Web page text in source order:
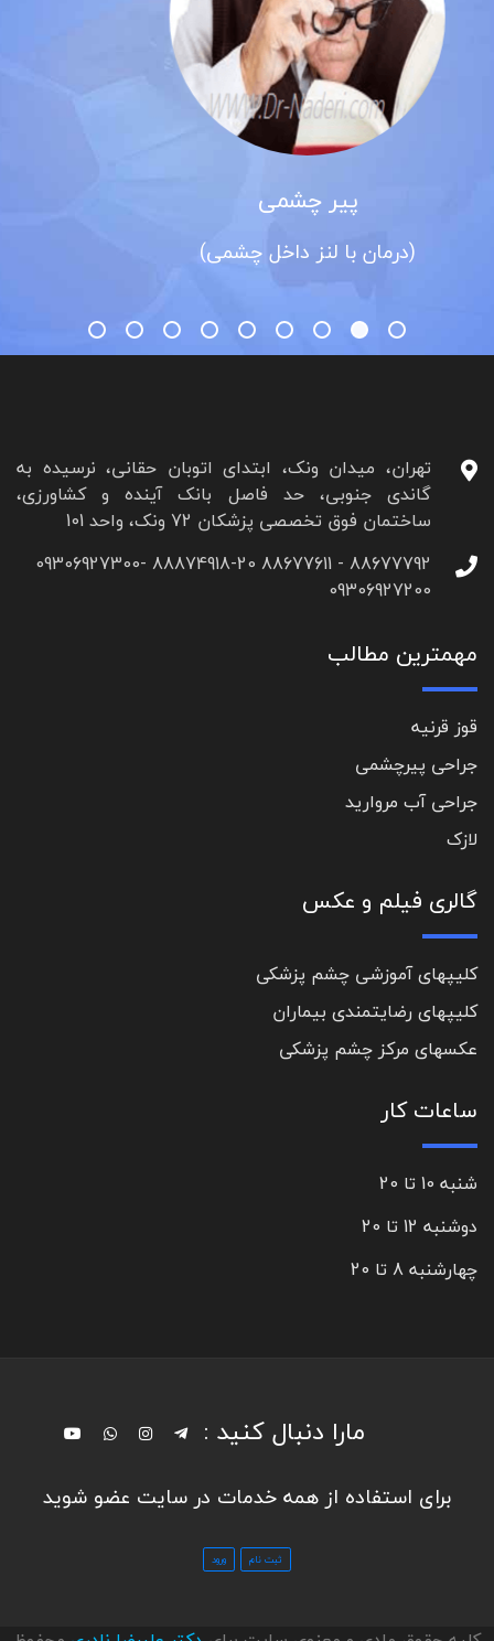
لنز داخل چشمی)
تهران، میدان ونک، ابتدای اتوبان حقانی، نرسیده به
گاندی جنوبی، حد فاصل بانک آینده و کشاورزی،
ساختمان فوق تخصصی پزشکان 72 ونک، واحد 101
88677792 - 88677611 88874918-20 09306927300-
09306927200
مهمترین مطالب
قوز قرنیه
جراحی پیرچشمی
جراحی آب مروارید
لازک
گالری فیلم و عکس
کلیپهای آموزشی چشم پزشکی
کلیپهای رضایتمندی بیماران
عکسهای مرکز چشم پزشکی
ساعات کار
شنبه 10 تا 20
دوشنبه 12 تا 20
چهارشنبه 8 تا 20
مارا دنبال کنید :
برای استفاده از همه خدمات در سایت عضو شوید